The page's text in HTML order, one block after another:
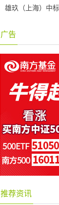
雄玖（上海）中
广告
推荐资讯